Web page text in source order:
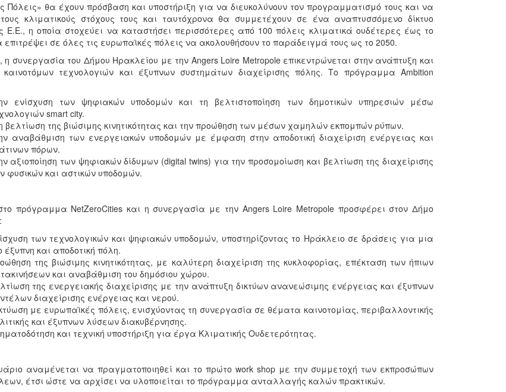
Πόλεις» θα έχουν πρόσβαση και υποστήριξη για να διευκολύνουν τον προγραμματισμό τους και να
τους κλιματικούς στόχους τους και ταυτόχρονα θα συμμετέχουν σε ένα αναπτυσσόμενο δίκτυο
Ε.Ε., η οποία στοχεύει να καταστήσει περισσότερες από 100 πόλεις κλιματικά ουδέτερες έως το
επιτρέψει σε όλες τις ευρωπαϊκές πόλεις να ακολουθήσουν το παράδειγμά τους ως το 2050.
η συνεργασία του Δήμου Ηρακλείου με την Angers Loire Metropole επικεντρώνεται στην ανάπτυξη και
τεχνολογιών και έξυπνων συστημάτων διαχείρισης πόλης. Το πρόγραμμα Ambition
ενίσχυση των ψηφιακών υποδομών και τη βελτιστοποίηση των δημοτικών υπηρεσιών μέσω
smart city.
βελτίωση της βιώσιμης κινητικότητας και την προώθηση των μέσων χαμηλών εκπομπών ρύπων.
αναβάθμιση των ενεργειακών υποδομών με έμφαση στην αποδοτική διαχείριση ενέργειας και
πόρων.
αξιοποίηση των ψηφιακών δίδυμων (digital twins) για την προσομοίωση και βελτίωση της διαχείρισης
φυσικών και αστικών υποδομών.
πρόγραμμα NetZeroCities και η συνεργασία με την Angers Loire Metropole προσφέρει στον Δήμο
των τεχνολογικών και ψηφιακών υποδομών, υποστηρίζοντας το Ηράκλειο σε δράσεις για μια
έξυπνη και αποδοτική πόλη.
της βιώσιμης κινητικότητας, με καλύτερη διαχείριση της κυκλοφορίας, επέκταση των ήπιων
και αναβάθμιση του δημόσιου χώρου.
της ενεργειακής διαχείρισης με την ανάπτυξη δικτύων ανανεώσιμης ενέργειας και έξυπνων
διαχείρισης ενέργειας και νερού.
με ευρωπαϊκές πόλεις, ενισχύοντας τη συνεργασία σε θέματα καινοτομίας, περιβαλλοντικής
και έξυπνων λύσεων διακυβέρνησης.
και τεχνική υποστήριξη για έργα Κλιματικής Ουδετερότητας.
αναμένεται να πραγματοποιηθεί και το πρώτο work shop με την συμμετοχή των εκπροσώπων
έτσι ώστε να αρχίσει να υλοποιείται το πρόγραμμα ανταλλαγής καλών πρακτικών.